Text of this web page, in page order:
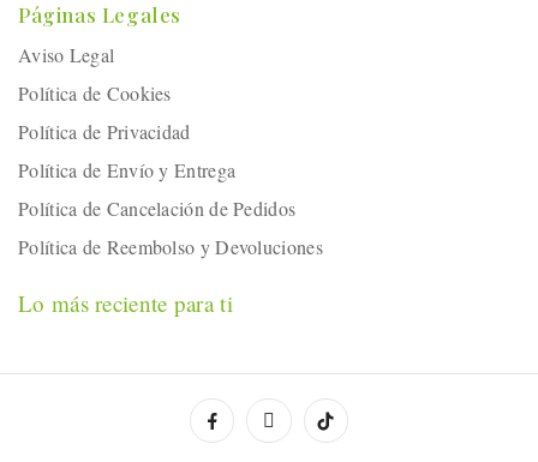
Páginas Legales
Aviso Legal
Política de Cookies
Política de Privacidad
Política de Envío y Entrega
Política de Cancelación de Pedidos
Política de Reembolso y Devoluciones
Lo más reciente para ti